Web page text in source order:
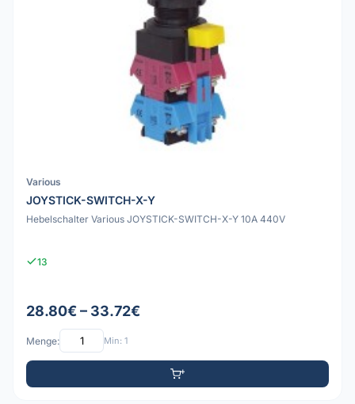
Various
JOYSTICK-SWITCH-X-Y
Hebelschalter Various JOYSTICK-SWITCH-X-Y 10A 440V
13
28.80€ – 33.72€
Menge: Min: 1